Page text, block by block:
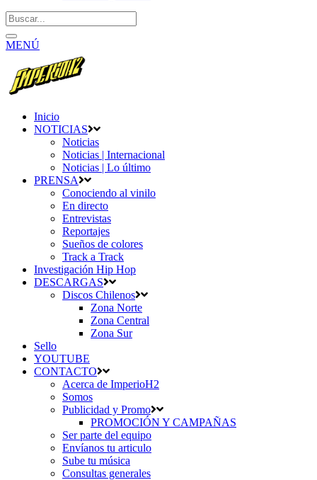
MENÚ
Inicio
NOTICIAS
Noticias
Noticias | Internacional
Noticias | Lo último
PRENSA
Conociendo al vinilo
En directo
Entrevistas
Reportajes
Sueños de colores
Track a Track
Investigación Hip Hop
DESCARGAS
Discos Chilenos
Zona Norte
Zona Central
Zona Sur
Sello
YOUTUBE
CONTACTO
Acerca de ImperioH2
Somos
Publicidad y Promo
PROMOCIÓN Y CAMPAÑAS
Ser parte del equipo
Envíanos tu articulo
Sube tu música
Consultas generales